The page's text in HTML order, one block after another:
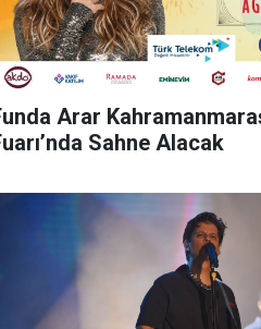
Arar
Sahne Alacak